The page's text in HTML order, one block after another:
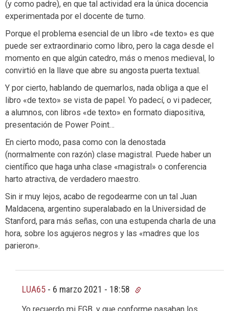
(y como padre), en que tal actividad era la única docencia
experimentada por el docente de turno.
Porque el problema esencial de un libro «de texto» es que
puede ser extraordinario como libro, pero la caga desde el
momento en que algún catedro, más o menos medieval, lo
convirtió en la llave que abre su angosta puerta textual.
Y por cierto, hablando de quemarlos, nada obliga a que el
libro «de texto» se vista de papel. Yo padecí, o vi padecer,
a alumnos, con libros «de texto» en formato diapositiva,
presentación de Power Point…
En cierto modo, pasa como con la denostada
(normalmente con razón) clase magistral. Puede haber un
científico que haga unha clase «magistral» o conferencia
harto atractiva, de verdadero maestro.
Sin ir muy lejos, acabo de regodearme con un tal Juan
Maldacena, argentino superalabado en la Universidad de
Stanford, para más señas, con una estupenda charla de una
hora, sobre los agujeros negros y las «madres que los
parieron».
LUA65 - 6 marzo 2021 - 18:58
Yo recuerdo mi EGB, y que conforme pasaban los